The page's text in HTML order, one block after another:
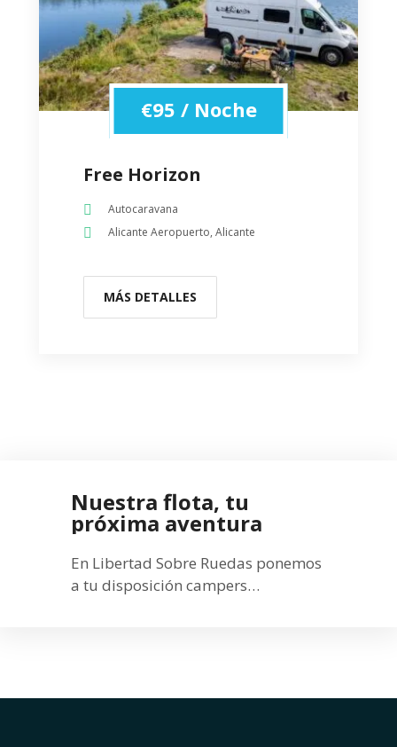
€95 / Noche
Free Horizon
Autocaravana
Alicante Aeropuerto, Alicante
MÁS DETALLES
Nuestra flota, tu
próxima aventura
En Libertad Sobre Ruedas ponemos
a tu disposición campers
escapadas cortas como para viajes